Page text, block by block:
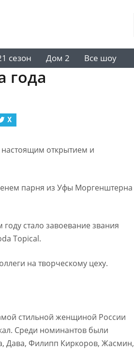
сезон Дом 2 Все шоу
года
X
открытием и
парня из Уфы Моргенштерна
стало завоевание звания
Topical.
на творческому цеху.
стильной женщиной России
Среди номинантов были
Дава, Филипп Киркоров, Жасмин,